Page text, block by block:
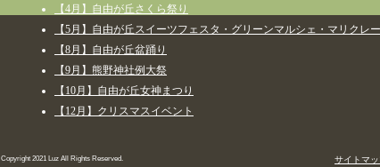
【4月】自由が丘さくら祭り
【5月】自由が丘スイーツフェスタ・グリーンマルシェ・マリクレ
【8月】自由が丘盆踊り
【9月】熊野神社例大祭
【10月】自由が丘女神まつり
【12月】クリスマスイベント
Copyright 2021 Luz All Rights Reserved. サイトマ